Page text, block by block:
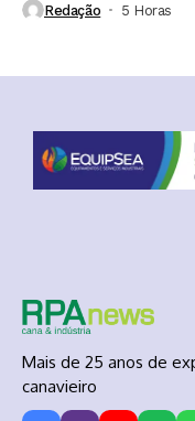
Redação 5 Horas ⁮
Mais de 25 anos de
canavieiro